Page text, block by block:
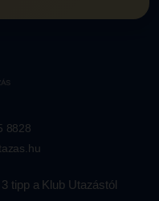
8828
tipp a Klub Utazástól